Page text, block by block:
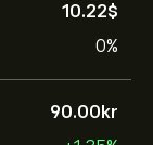
10.22‎$‎
0%
90.00‎kr‎